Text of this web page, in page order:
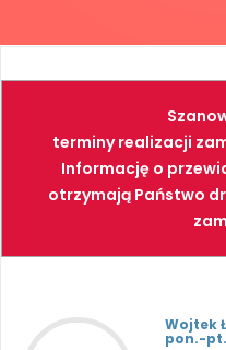
NARZĘDZIA
FARBY
terminy realizacji
Informację o
otrzymają Państwo
Wojtek
pon.-pt.